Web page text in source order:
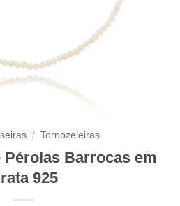
/ Tornozeleiras
Pérolas Barrocas em
925